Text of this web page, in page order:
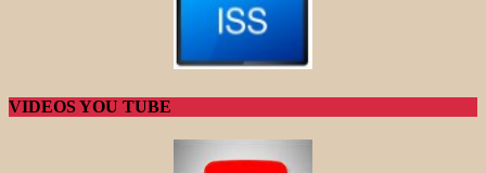
VIDEOS YOU TUBE